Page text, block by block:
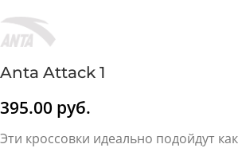
Anta Attack 1
395.00 руб.
Эти кроссовки идеально подойдут